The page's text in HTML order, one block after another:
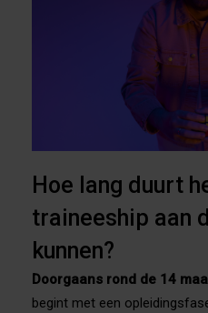
Hoe lang duurt
traineeship aan
kunnen?
Doorgaans rond de 14
begint met een